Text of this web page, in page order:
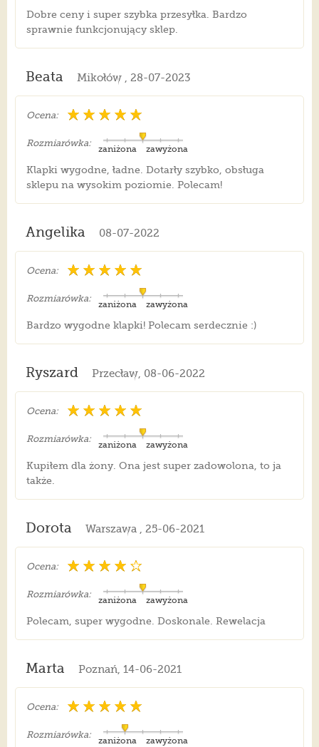
Dobre ceny i super szybka przesyłka. Bardzo
sprawnie funkcjonujący sklep.
Beata Mikołów , 28-07-2023
Ocena:
Rozmiarówka:
zawyżona
zaniżona
Klapki wygodne, ładne. Dotarły szybko, obsługa
sklepu na wysokim poziomie. Polecam!
Angelika 08-07-2022
Ocena:
Rozmiarówka:
zawyżona
zaniżona
Bardzo wygodne klapki! Polecam serdecznie :)
Ryszard Przecław, 08-06-2022
Ocena:
Rozmiarówka:
zawyżona
zaniżona
Kupiłem dla żony. Ona jest super zadowolona, to ja
także.
Dorota Warszawa , 25-06-2021
Ocena:
Rozmiarówka:
zawyżona
zaniżona
Polecam, super wygodne. Doskonale. Rewelacja
Marta Poznań, 14-06-2021
Ocena:
Rozmiarówka:
zawyżona
zaniżona